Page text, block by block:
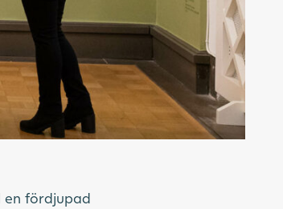
en fördjupad